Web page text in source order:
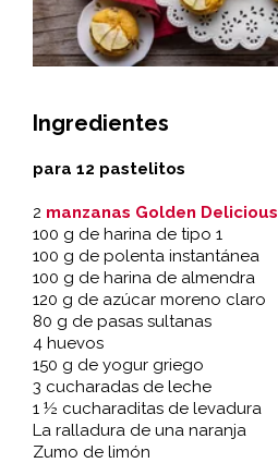
Ingredientes
para 12 pastelitos
2 manzanas Golden Delicious
100 g de harina de tipo 1
100 g de polenta instantánea
100 g de harina de almendra
120 g de azúcar moreno claro
80 g de pasas sultanas
4 huevos
150 g de yogur griego
3 cucharadas de leche
1 ½ cucharaditas de levadura
La ralladura de una naranja
Zumo de limón